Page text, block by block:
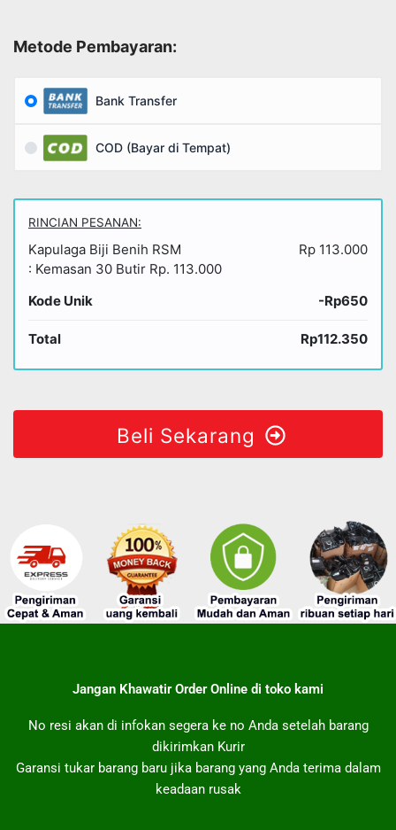
Metode Pembayaran:
Bank Transfer
COD (Bayar di Tempat)
RINCIAN PESANAN:
Kapulaga Biji Benih RSM
: Kemasan 30 Butir Rp. 113.000
Rp 113.000
Kode Unik -Rp650
Total Rp112.350
Beli Sekarang
Jangan Khawatir Order Online di toko kami
No resi akan di infokan segera ke no Anda setelah barang
dikirimkan Kurir
Garansi tukar barang baru jika barang yang Anda terima dalam
keadaan rusak